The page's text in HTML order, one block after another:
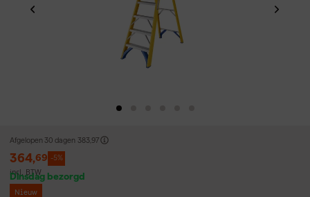
Afgelopen 30 dagen 383,97
364,69 -5%
incl. BTW
Dinsdag bezorgd
Nieuw